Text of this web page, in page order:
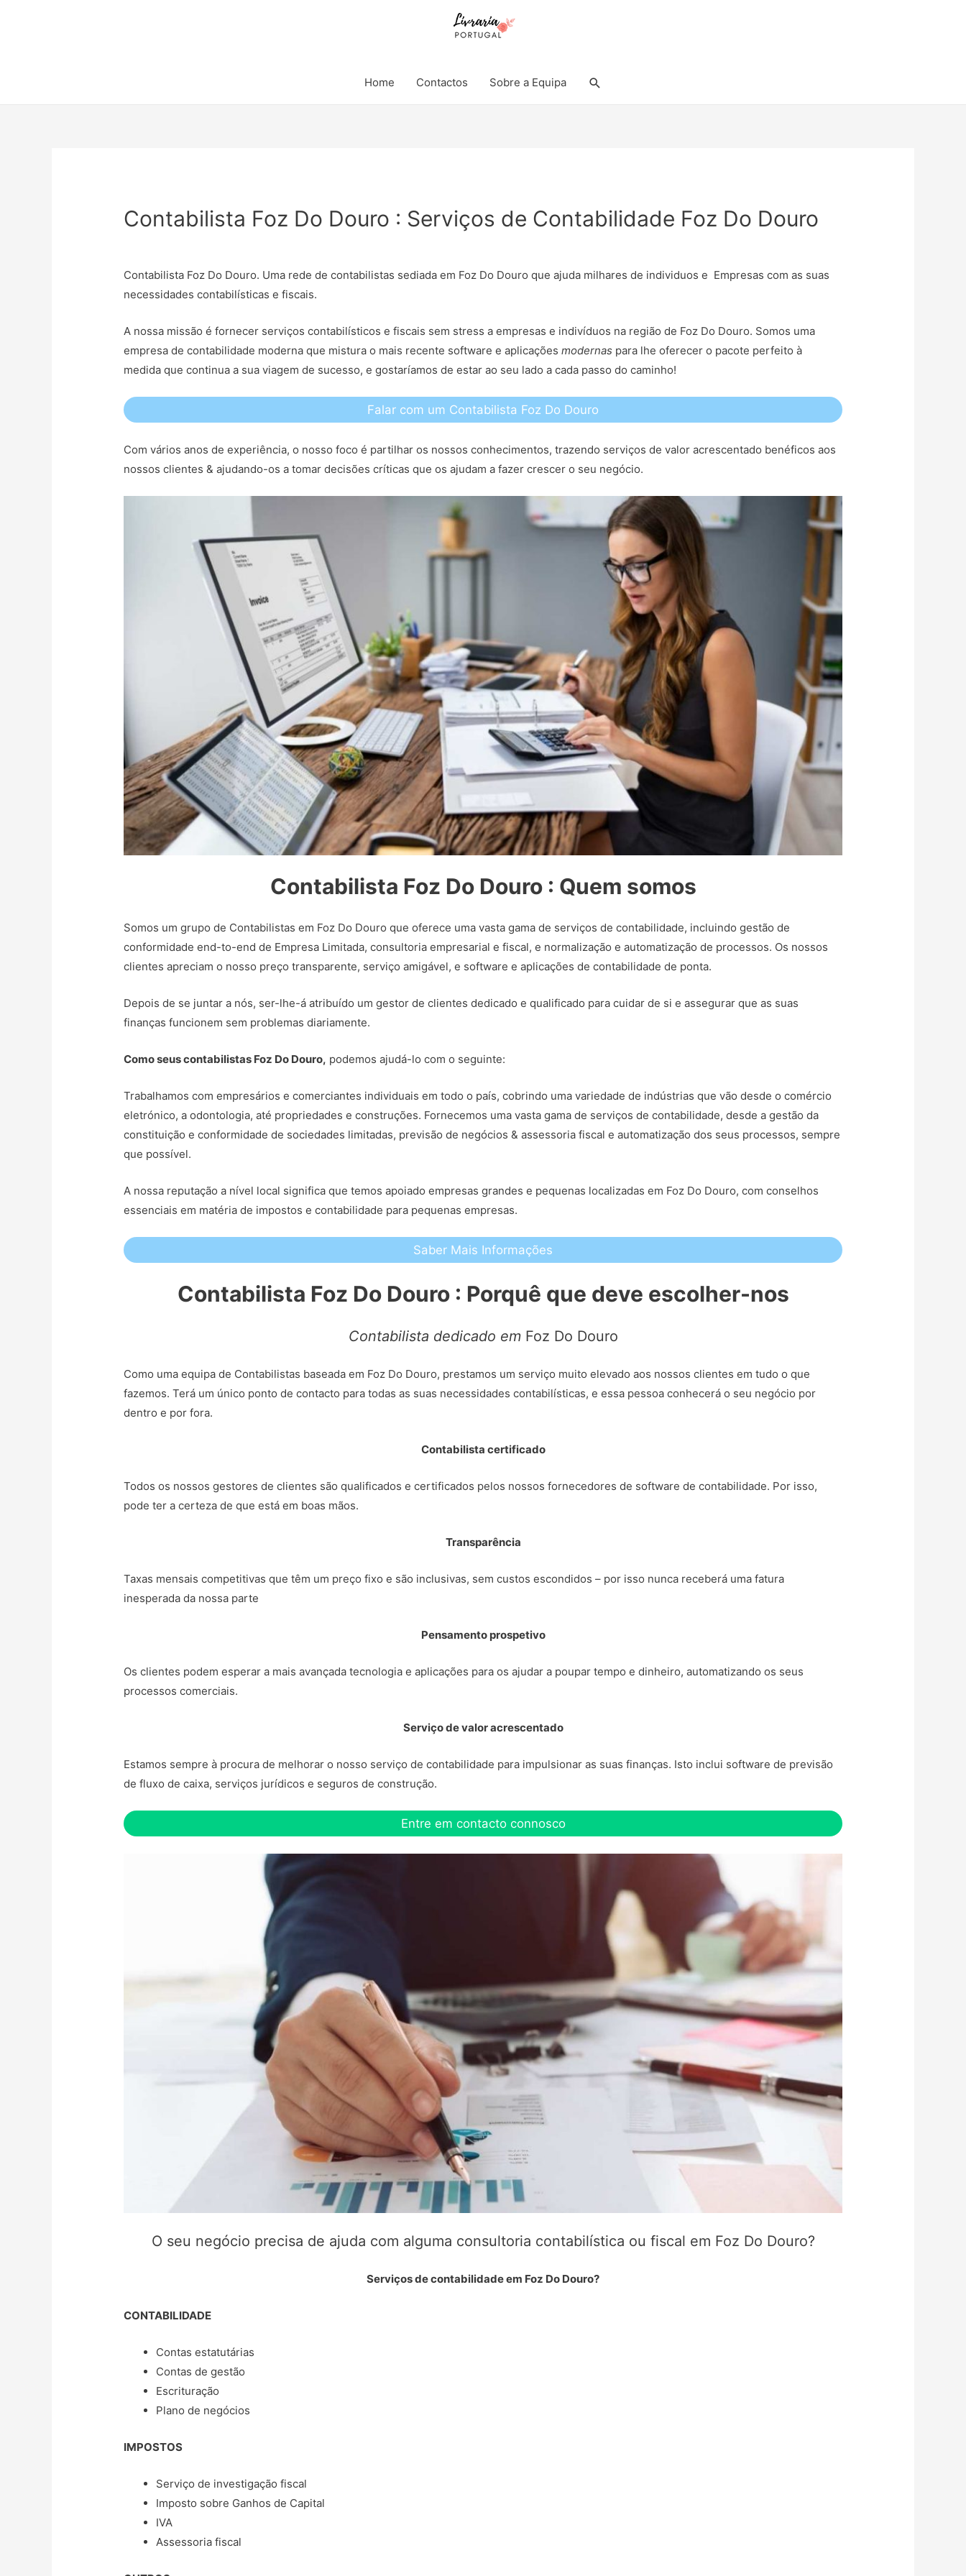
Home Contactos Sobre a Equipa Search
Contabilista Foz Do Douro : Serviços de Contabilidade Foz Do Douro
Contabilista Foz Do Douro. Uma rede de contabilistas sediada em Foz Do Douro que ajuda milhares de individuos e Empresas com as suas
necessidades contabilísticas e fiscais.
A nossa missão é fornecer serviços contabilísticos e fiscais sem stress a empresas e indivíduos na região de Foz Do Douro. Somos uma
empresa de contabilidade moderna que mistura o mais recente software e aplicaçõesmodernas para lhe oferecer o pacote perfeito à
medida que continua a sua viagem de sucesso, e gostaríamos de estar ao seu lado a cada passo do caminho!
Falar com um Contabilista Foz Do Douro
Com vários anos de experiência, o nosso foco é partilhar os nossos conhecimentos, trazendo serviços de valor acrescentado benéficos aos
nossos clientes & ajudando-os a tomar decisões críticas que os ajudam a fazer crescer o seu negócio.
Contabilista Foz Do Douro : Quem somos
Somos um grupo de Contabilistas em Foz Do Douro que oferece uma vasta gama de serviços de contabilidade, incluindo gestão de
conformidade end-to-end de Empresa Limitada, consultoria empresarial e fiscal, e normalização e automatização de processos. Os nossos
clientes apreciam o nosso preço transparente, serviço amigável, e software e aplicações de contabilidade de ponta.
Depois de se juntar a nós, ser-lhe-á atribuído um gestor de clientes dedicado e qualificado para cuidar de si e assegurar que as suas
finanças funcionem sem problemas diariamente.
Como seus contabilistas Foz Do Douro, podemos ajudá-lo com o seguinte:
Trabalhamos com empresários e comerciantes individuais em todo o país, cobrindo uma variedade de indústrias que vão desde o comércio
eletrónico, a odontologia, até propriedades e construções. Fornecemos uma vasta gama de serviços de contabilidade, desde a gestão da
constituição e conformidade de sociedades limitadas, previsão de negócios & assessoria fiscal e automatização dos seus processos, sempre
que possível.
A nossa reputação a nível local significa que temos apoiado empresas grandes e pequenas localizadas em Foz Do Douro, com conselhos
essenciais em matéria de impostos e contabilidade para pequenas empresas.
Saber Mais Informações
Contabilista Foz Do Douro : Porquê que deve escolher-nos
Contabilista dedicado em Foz Do Douro
Como uma equipa de Contabilistas baseada em Foz Do Douro, prestamos um serviço muito elevado aos nossos clientes em tudo o que
fazemos. Terá um único ponto de contacto para todas as suas necessidades contabilísticas, e essa pessoa conhecerá o seu negócio por
dentro e por fora.
Contabilista certificado
Todos os nossos gestores de clientes são qualificados e certificados pelos nossos fornecedores de software de contabilidade. Por isso,
pode ter a certeza de que está em boas mãos.
Transparência
Taxas mensais competitivas que têm um preço fixo e são inclusivas, sem custos escondidos – por isso nunca receberá uma fatura
inesperada da nossa parte
Pensamento prospetivo
Os clientes podem esperar a mais avançada tecnologia e aplicações para os ajudar a poupar tempo e dinheiro, automatizando os seus
processos comerciais.
Serviço de valor acrescentado
Estamos sempre à procura de melhorar o nosso serviço de contabilidade para impulsionar as suas finanças. Isto inclui software de previsão
de fluxo de caixa, serviços jurídicos e seguros de construção.
Entre em contacto connosco
O seu negócio precisa de ajuda com alguma consultoria contabilística ou fiscal em Foz Do Douro?
Serviços de contabilidade em Foz Do Douro?
CONTABILIDADE
Contas estatutárias
Contas de gestão
Escrituração
Plano de negócios
IMPOSTOS
Serviço de investigação fiscal
Imposto sobre Ganhos de Capital
IVA
Assessoria fiscal